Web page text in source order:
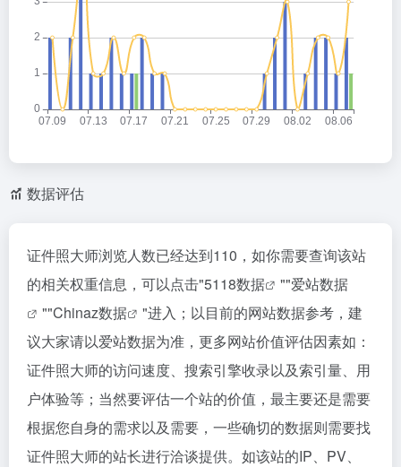
数据评估
证件照大师浏览人数已经达到110，如你需要查询该站
的相关权重信息，可以点击"5118数据 ""爱站数据
""Chinaz数据
"进入；以目前的网站数据参考，建
议大家请以爱站数据为准，更多网站价值评估因素如：
证件照大师的访问速度、搜索引擎收录以及索引量、用
户体验等；当然要评估一个站的价值，最主要还是需要
根据您自身的需求以及需要，一些确切的数据则需要找
证件照大师的站长进行洽谈提供。如该站的IP、PV、